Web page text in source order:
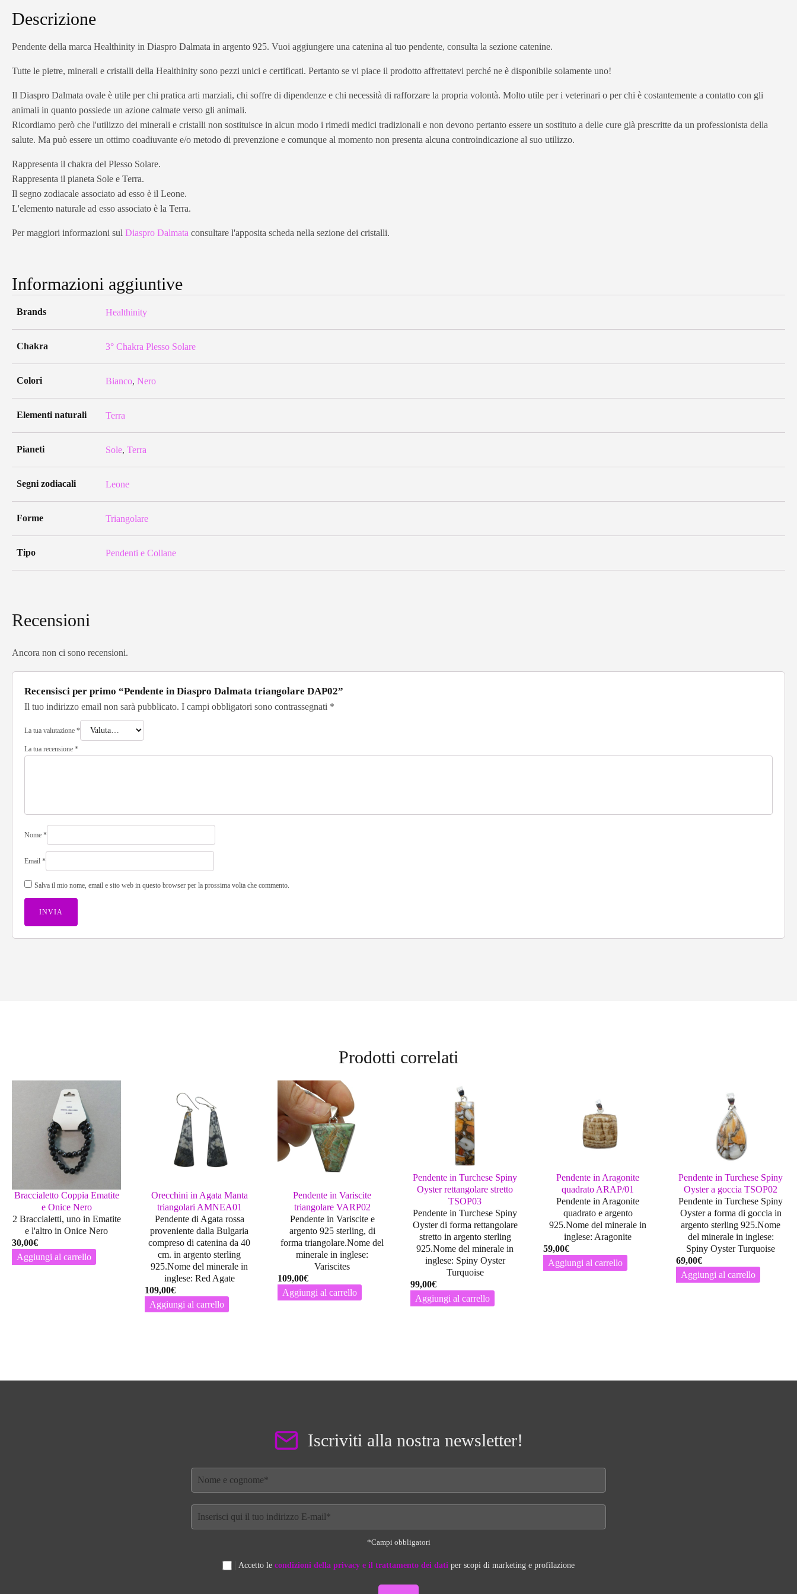
Descrizione
Pendente della marca Healthinity in Diaspro Dalmata in argento 925. Vuoi aggiungere una catenina al tuo pendente, consulta la sezione catenine.
Tutte le pietre, minerali e cristalli della Healthinity sono pezzi unici e certificati. Pertanto se vi piace il prodotto affrettatevi perché ne è disponibile solamente uno!
Il Diaspro Dalmata ovale è utile per chi pratica arti marziali, chi soffre di dipendenze e chi necessità di rafforzare la propria volontà. Molto utile per i veterinari o per chi è costantemente a contatto con gli
animali in quanto possiede un azione calmate verso gli animali.
Ricordiamo però che l'utilizzo dei minerali e cristalli non sostituisce in alcun modo i rimedi medici tradizionali e non devono pertanto essere un sostituto a delle cure già prescritte da un professionista della
salute. Ma può essere un ottimo coadiuvante e/o metodo di prevenzione e comunque al momento non presenta alcuna controindicazione al suo utilizzo.
Rappresenta il chakra del Plesso Solare.
Rappresenta il pianeta Sole e Terra.
Il segno zodiacale associato ad esso è il Leone.
L'elemento naturale ad esso associato è la Terra.
Per maggiori informazioni sul Diaspro Dalmata consultare l'apposita scheda nella sezione dei cristalli.
Informazioni aggiuntive
Brands Healthinity
Chakra 3° Chakra Plesso Solare
Colori Bianco, Nero
Elementi naturali Terra
Pianeti Sole, Terra
Segni zodiacali Leone
Forme Triangolare
Tipo Pendenti e Collane
Recensioni
Ancora non ci sono recensioni.
Recensisci per primo “Pendente in Diaspro Dalmata triangolare DAP02”
Il tuo indirizzo email non sarà pubblicato. I campi obbligatori sono contrassegnati *
La tua valutazione *
La tua recensione *
Nome *
Email *
Salva il mio nome, email e sito web in questo browser per la prossima volta che commento.
Prodotti correlati
Braccialetto Coppia Ematite
e Onice Nero
2 Braccialetti, uno in Ematite
e l'altro in Onice Nero
30,00€
Aggiungi al carrello
Orecchini in Agata Manta
triangolari AMNEA01
Pendente di Agata rossa
proveniente dalla Bulgaria
compreso di catenina da 40
cm. in argento sterling
925.Nome del minerale in
inglese: Red Agate
109,00€
Aggiungi al carrello
Pendente in Variscite
triangolare VARP02
Pendente in Variscite e
argento 925 sterling, di
forma triangolare.Nome del
minerale in inglese:
Variscites
109,00€
Aggiungi al carrello
Pendente in Turchese Spiny
Oyster rettangolare stretto
TSOP03
Pendente in Turchese Spiny
Oyster di forma rettangolare
stretto in argento sterling
925.Nome del minerale in
inglese: Spiny Oyster
Turquoise
99,00€
Aggiungi al carrello
Pendente in Aragonite
quadrato ARAP/01
Pendente in Aragonite
quadrato e argento
925.Nome del minerale in
inglese: Aragonite
59,00€
Aggiungi al carrello
Pendente in Turchese Spiny
Oyster a goccia TSOP02
Pendente in Turchese Spiny
Oyster a forma di goccia in
argento sterling 925.Nome
del minerale in inglese:
Spiny Oyster Turquoise
69,00€
Aggiungi al carrello
Iscriviti alla nostra newsletter!
*Campi obbligatori
Accetto le condizioni della privacy e il trattamento dei dati per scopi di marketing e profilazione